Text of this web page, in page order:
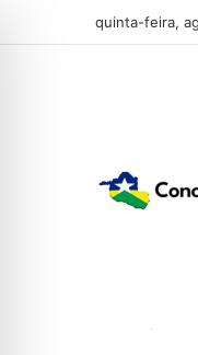
quinta-feira,